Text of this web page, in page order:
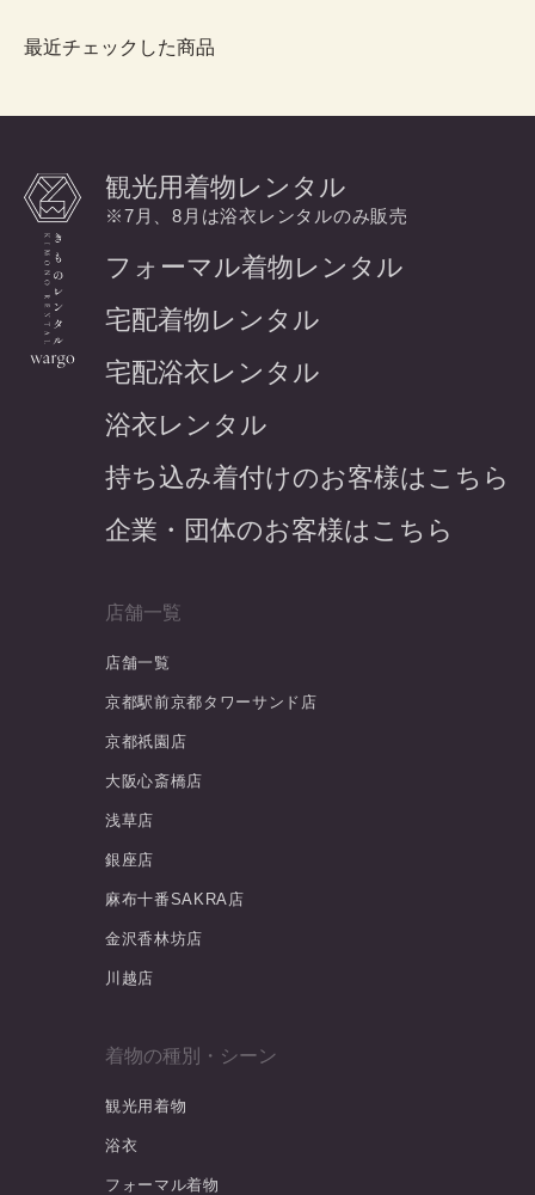
最近チェックした商品
観光用着物レンタル
※7月、8月は浴衣レンタルのみ販売
フォーマル着物レンタル
宅配着物レンタル
宅配浴衣レンタル
浴衣レンタル
持ち込み着付けのお客様はこちら
企業・団体のお客様はこちら
店舗一覧
店舗一覧
京都駅前京都タワーサンド店
京都祇園店
大阪心斎橋店
浅草店
銀座店
麻布十番SAKRA店
金沢香林坊店
川越店
着物の種別・シーン
観光用着物
浴衣
フォーマル着物